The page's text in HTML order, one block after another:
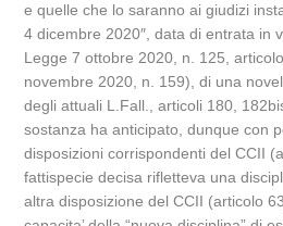
e quelle che lo saranno ai giudizi
4 dicembre 2020″, data di entrata in
Legge 7 ottobre 2020, n. 125,
novembre 2020, n. 159), di una
degli attuali L.Fall., articoli 180,
sostanza ha anticipato, dunque con
disposizioni corrispondenti del CCII
fattispecie decisa rifletteva una
altra disposizione del CCII (articolo